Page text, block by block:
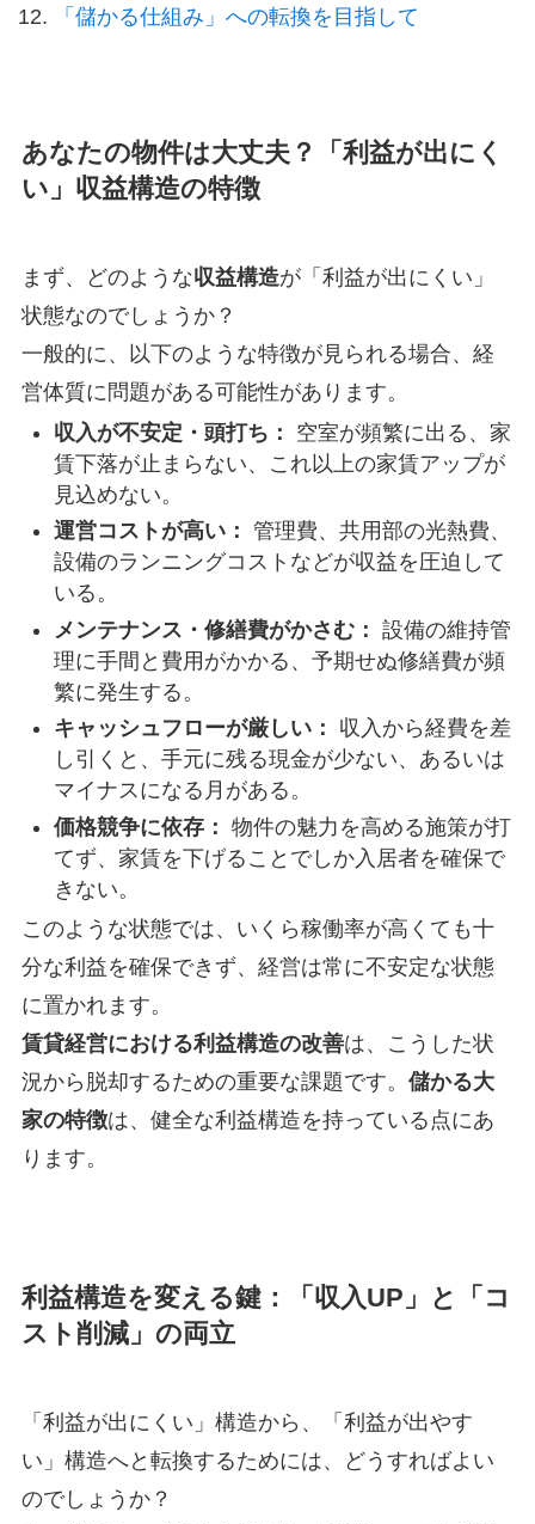
「儲かる仕組み」への転換を目指して
あなたの物件は大丈夫？「利益が出にく
い」収益構造の特徴
まず、どのような収益構造が「利益が出にくい」
状態なのでしょうか？
一般的に、以下のような特徴が見られる場合、経
営体質に問題がある可能性があります。
収入が不安定・頭打ち：
空室が頻繁に出る、家
賃下落が止まらない、これ以上の家賃アップが
見込めない。
運営コストが高い： 管理費、共用部の光熱費、
設備のランニングコストなどが収益を圧迫して
いる。
メンテナンス・修繕費がかさむ： 設備の維持管
理に手間と費用がかかる、予期せぬ修繕費が頻
繁に発生する。
キャッシュフローが厳しい：
収入から経費を差
し引くと、手元に残る現金が少ない、あるいは
マイナスになる月がある。
価格競争に依存： 物件の魅力を高める施策が打
てず、家賃を下げることでしか入居者を確保で
きない。
このような状態では、いくら稼働率が高くても十
分な利益を確保できず、経営は常に不安定な状態
に置かれます。
賃貸経営における利益構造の改善は、こうした状
況から脱却するための重要な課題です。 儲かる大
家の特徴は、健全な利益構造を持っている点にあ
ります。
利益構造を変える鍵：「収入UP」と「コ
スト削減」の両立
「利益が出にくい」構造から、「利益が出やす
い」構造へと転換するためには、どうすればよい
のでしょうか？